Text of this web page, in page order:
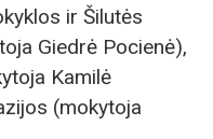
ir Šilutės
Giedrė Pocienė),
Kamilė
(mokytoja